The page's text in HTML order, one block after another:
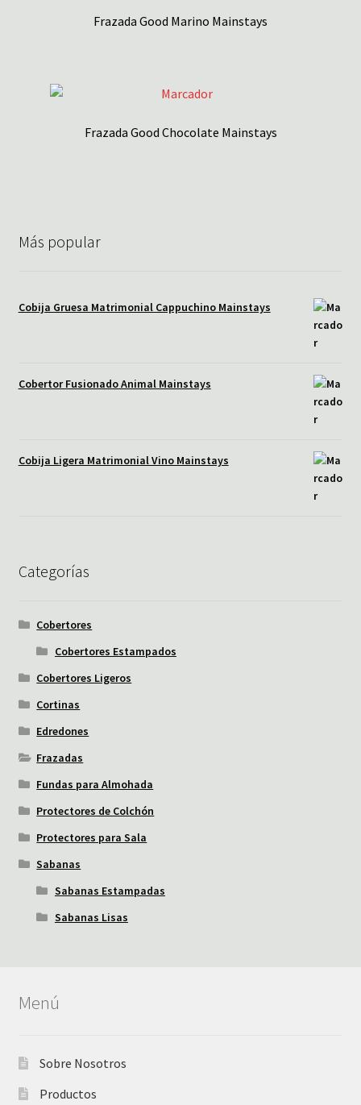
Frazada Good Marino Mainstays
Frazada Good Chocolate Mainstays
Más popular
Cobija Gruesa Matrimonial Cappuchino Mainstays
Cobertor Fusionado Animal Mainstays
Cobija Ligera Matrimonial Vino Mainstays
Categorías
Cobertores
Cobertores Estampados
Cobertores Ligeros
Cortinas
Edredones
Frazadas
Fundas para Almohada
Protectores de Colchón
Protectores para Sala
Sabanas
Sabanas Estampadas
Sabanas Lisas
Menú
Sobre Nosotros
Productos